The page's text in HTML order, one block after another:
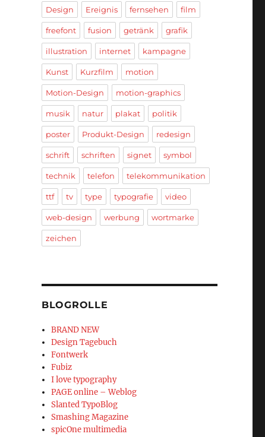
Design Ereignis fernsehen film
freefont fusion getränk grafik
illustration internet kampagne
Kunst Kurzfilm motion
Motion-Design motion-graphics
musik natur plakat politik
poster Produkt-Design redesign
schrift schriften signet symbol
technik telefon telekommunikation
ttf tv type typografie video
web-design werbung wortmarke
zeichen
BLOGROLLE
BRAND NEW
Design Tagebuch
Fontwerk
Fubiz
I love typography
PAGE online – Weblog
Slanted TypoBlog
Smashing Magazine
spicOne multimedia